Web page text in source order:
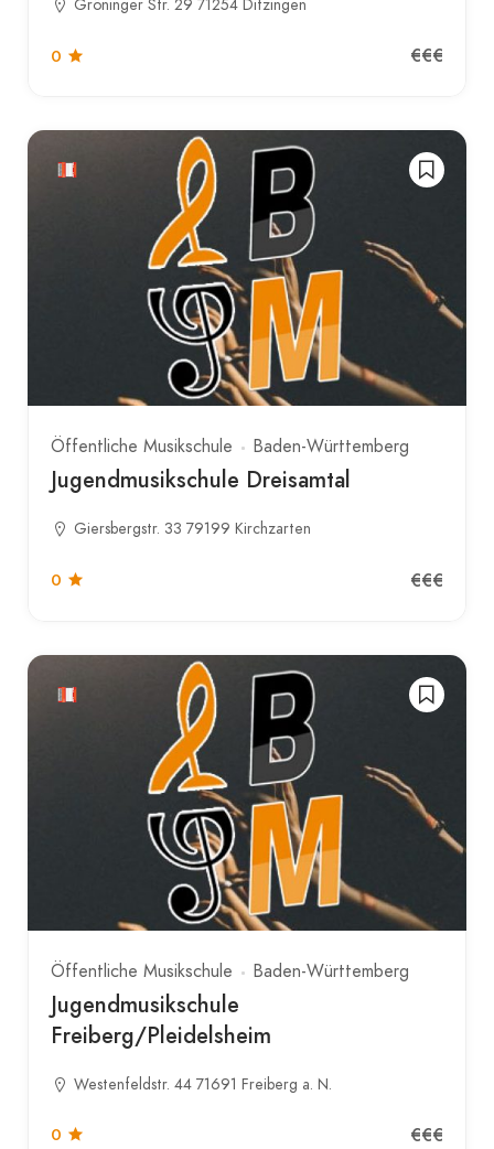
Gröninger Str. 29 71254 Ditzingen
0 €€€
Öffentliche Musikschule Baden-Württemberg
Jugendmusikschule Dreisamtal
Giersbergstr. 33 79199 Kirchzarten
0 €€€
Öffentliche Musikschule Baden-Württemberg
Jugendmusikschule
Freiberg/Pleidelsheim
Westenfeldstr. 44 71691 Freiberg a. N.
0 €€€